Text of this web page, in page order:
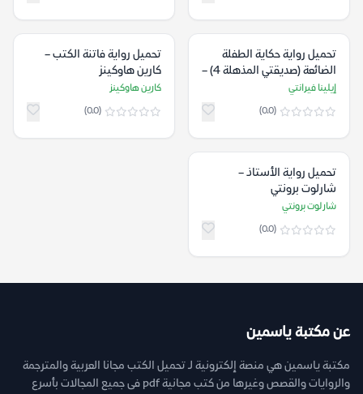
تحميل رواية حكاية الطفلة
الضائعة (صديقتي المذهلة 4) –
إيلينا فيرانتي
إيلينا فيرانتي
(0.0)
تحميل رواية ‫فاتنة الكتب –
كارين هاوكينز
كارين هاوكينز
(0.0)
تحميل رواية الأستاذ –
شارلوت برونتي
شارلوت برونتي
(0.0)
عن مكتبة ياسمين
مكتبة ياسمين هي منصة إلكترونية لـ تحميل الكتب مجانا العربية والمترجمة
والروايات والقصص وغيرها من كتب مجانية pdf فى جميع المجالات بأسرع